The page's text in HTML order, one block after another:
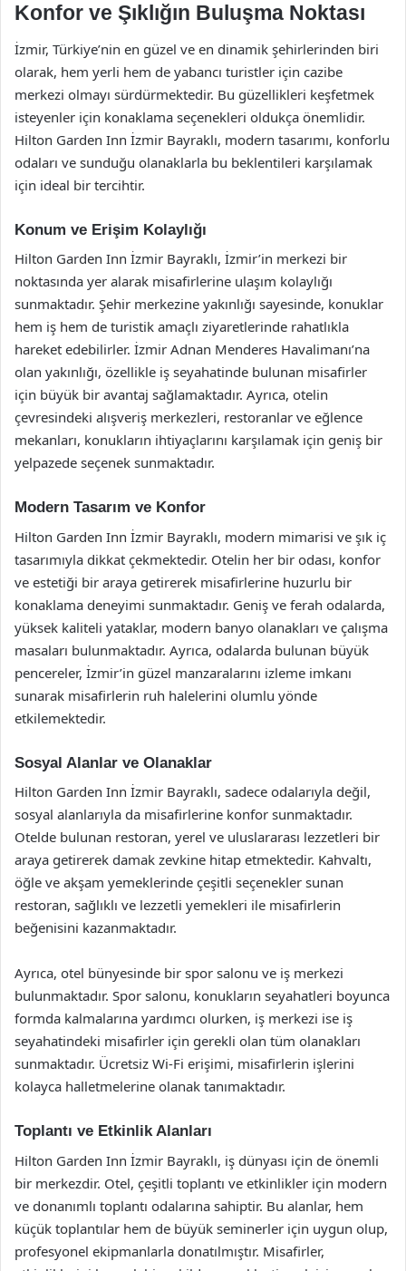
Konfor ve Şıklığın Buluşma Noktası
İzmir, Türkiye’nin en güzel ve en dinamik şehirlerinden biri
olarak, hem yerli hem de yabancı turistler için cazibe
merkezi olmayı sürdürmektedir. Bu güzellikleri keşfetmek
isteyenler için konaklama seçenekleri oldukça önemlidir.
Hilton Garden Inn İzmir Bayraklı, modern tasarımı, konforlu
odaları ve sunduğu olanaklarla bu beklentileri karşılamak
için ideal bir tercihtir.
Konum ve Erişim Kolaylığı
Hilton Garden Inn İzmir Bayraklı, İzmir’in merkezi bir
noktasında yer alarak misafirlerine ulaşım kolaylığı
sunmaktadır. Şehir merkezine yakınlığı sayesinde, konuklar
hem iş hem de turistik amaçlı ziyaretlerinde rahatlıkla
hareket edebilirler. İzmir Adnan Menderes Havalimanı’na
olan yakınlığı, özellikle iş seyahatinde bulunan misafirler
için büyük bir avantaj sağlamaktadır. Ayrıca, otelin
çevresindeki alışveriş merkezleri, restoranlar ve eğlence
mekanları, konukların ihtiyaçlarını karşılamak için geniş bir
yelpazede seçenek sunmaktadır.
Modern Tasarım ve Konfor
Hilton Garden Inn İzmir Bayraklı, modern mimarisi ve şık iç
tasarımıyla dikkat çekmektedir. Otelin her bir odası, konfor
ve estetiği bir araya getirerek misafirlerine huzurlu bir
konaklama deneyimi sunmaktadır. Geniş ve ferah odalarda,
yüksek kaliteli yataklar, modern banyo olanakları ve çalışma
masaları bulunmaktadır. Ayrıca, odalarda bulunan büyük
pencereler, İzmir’in güzel manzaralarını izleme imkanı
sunarak misafirlerin ruh halelerini olumlu yönde
etkilemektedir.
Sosyal Alanlar ve Olanaklar
Hilton Garden Inn İzmir Bayraklı, sadece odalarıyla değil,
sosyal alanlarıyla da misafirlerine konfor sunmaktadır.
Otelde bulunan restoran, yerel ve uluslararası lezzetleri bir
araya getirerek damak zevkine hitap etmektedir. Kahvaltı,
öğle ve akşam yemeklerinde çeşitli seçenekler sunan
restoran, sağlıklı ve lezzetli yemekleri ile misafirlerin
beğenisini kazanmaktadır.
Ayrıca, otel bünyesinde bir spor salonu ve iş merkezi
bulunmaktadır. Spor salonu, konukların seyahatleri boyunca
formda kalmalarına yardımcı olurken, iş merkezi ise iş
seyahatindeki misafirler için gerekli olan tüm olanakları
sunmaktadır. Ücretsiz Wi-Fi erişimi, misafirlerin işlerini
kolayca halletmelerine olanak tanımaktadır.
Toplantı ve Etkinlik Alanları
Hilton Garden Inn İzmir Bayraklı, iş dünyası için de önemli
bir merkezdir. Otel, çeşitli toplantı ve etkinlikler için modern
ve donanımlı toplantı odalarına sahiptir. Bu alanlar, hem
küçük toplantılar hem de büyük seminerler için uygun olup,
profesyonel ekipmanlarla donatılmıştır. Misafirler,